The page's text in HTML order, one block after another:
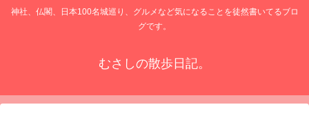
神社、仏閣、日本100名城巡り、グルメなど気になることを徒然書いてるブロ
グです。
むさしの散歩日記。